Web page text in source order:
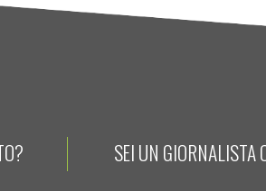
SEI UN GIORNALISTA